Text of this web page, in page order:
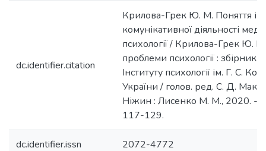
dc.identifier.citation
Крилова-Грек Ю. М. Поняття
комунікативної діяльності
психології / Крилова-Грек Ю.
проблеми психології : збірник
Інституту психології ім. Г. С.
України / голов. ред. С. Д.
Ніжин : Лисенко М. М., 2020. -
117-129.
dc.identifier.issn 2072-4772